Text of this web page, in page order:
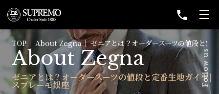
TOP About Zegna ゼニアとは？オーダースーツの値段と定
About Zegna
ゼニアとは？オーダースーツの値段と定番生地ガイド|
スプレーモ銀座